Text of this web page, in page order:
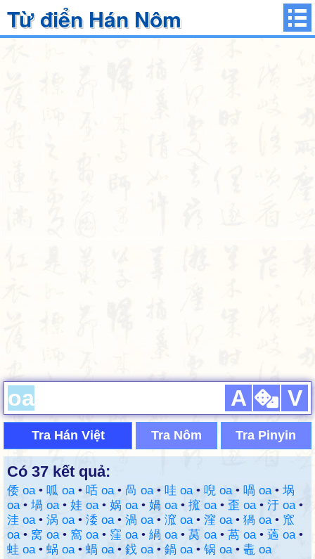
Từ điển Hán Nôm
A V
Tra Hán Việt Tra Nôm Tra Pinyin
Có 37 kết quả:
倭 oa• 呱 oa• 咶 oa• 咼 oa• 哇 oa• 唲 oa• 喎 oa• 埚
oa• 堝 oa• 娃 oa• 娲 oa• 媧 oa• 搲 oa• 歪 oa• 汙 oa•
洼 oa• 涡 oa• 涹 oa• 渦 oa• 溛 oa• 漥 oa• 猧 oa• 窊
oa• 窝 oa• 窩 oa• 窪 oa• 緺 oa• 莴 oa• 萵 oa• 薖 oa•
蛙 oa• 蜗 oa• 蝸 oa• 鈛 oa• 鍋 oa• 锅 oa• 鼃 oa